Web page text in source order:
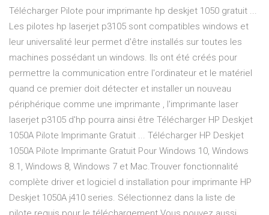
Télécharger Pilote pour imprimante hp deskjet 1050 gratuit ...
Les pilotes hp laserjet p3105 sont compatibles windows et
leur universalité leur permet d'être installés sur toutes les
machines possédant un windows. Ils ont été créés pour
permettre la communication entre l'ordinateur et le matériel
quand ce premier doit détecter et installer un nouveau
périphérique comme une imprimante , l'imprimante laser
laserjet p3105 d'hp pourra ainsi être Télécharger HP Deskjet
1050A Pilote Imprimante Gratuit ... Télécharger HP Deskjet
1050A Pilote Imprimante Gratuit Pour Windows 10, Windows
8.1, Windows 8, Windows 7 et Mac.Trouver fonctionnalité
complète driver et logiciel d installation pour imprimante HP
Deskjet 1050A j410 series. Sélectionnez dans la liste de